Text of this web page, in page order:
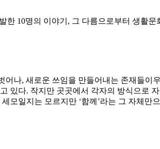
10명의 이야기, 그 다름으로부터 생활문
나, 새로운 쓰임을 만들어내는 존재들이
있다. 작지만 곳곳에서 각자의 방식으로
모일지는 모르지만 ‘함께’라는 그 자체만